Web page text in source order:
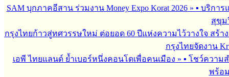
SAM บุกภาคอีสาน ร่วมงาน Money Expo Korat 2026» ▪︎ บริกา
สุขุม
กรุงไทยก้าวสู่ทศวรรษใหม่ ต่อยอด 60 ปีแห่งความไว้วางใจ สร้
กรุงไทยจัดงาน
เอพี ไทยแลนด์ ย้ำเบอร์หนึ่งคอนโดเพื่อคนเมือง » ▪︎ โชว์ความ
พร้อ